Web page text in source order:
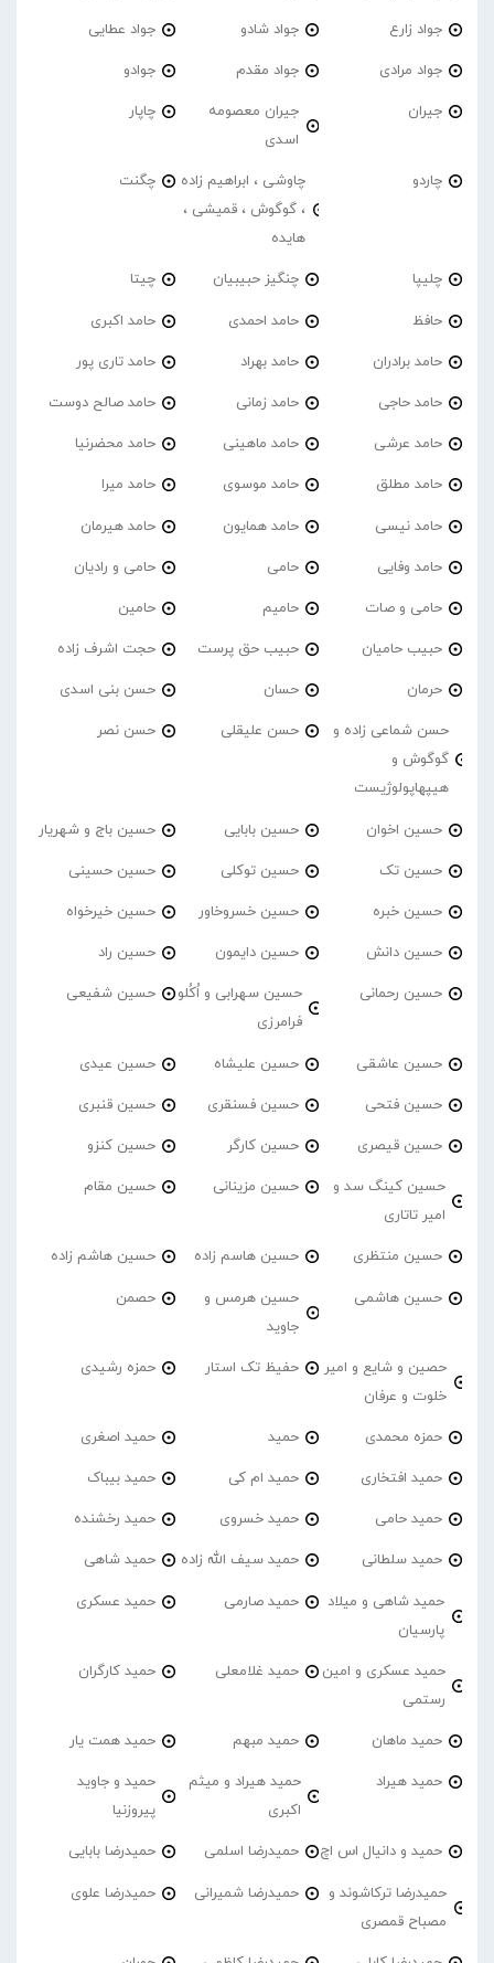
جواد زارع جواد شادو جواد عطایی
جواد مرادی جواد مقدم جوادو
جیران
جیران معصومه
اسدی
چاپار
چاردو
چاوشی ، ابراهیم زاده
، گوگوش ، قمیشی ،
هایده
چگنت
چلیپا چنگیز حبیبیان چیتا
حافظ حامد احمدی حامد اکبری
حامد برادران حامد بهراد حامد تاری پور
حامد حاجی حامد زمانی حامد صالح دوست
حامد عرشی حامد ماهینی حامد محضرنیا
حامد مطلق حامد موسوی حامد میرا
حامد نیسی حامد همایون حامد هیرمان
حامد وفایی حامی حامی و رادیان
حامی و صات حامیم حامین
حبیب حامیان حبیب حق پرست حجت اشرف زاده
حرمان حسان حسن بنی اسدی
حسن شماعی زاده و
گوگوش و
هیپهاپولوژیست
حسن علیقلی حسن نصر
حسین اخوان حسین بابایی حسین باج و شهریار
حسین تک حسین توکلی حسین حسینی
حسین خبره حسین خسروخاور حسین خیرخواه
حسین دانش حسین دایمون حسین راد
حسین رحمانی
حسین سهرابی و اُکُلو
فرامرزی
حسین شفیعی
حسین عاشقی حسین علیشاه حسین عیدی
حسین فتحی حسین فسنقری حسین قنبری
حسین قیصری حسین کارگر حسین کنزو
حسین کینگ سد و
امیر تاتاری
حسین مزینانی حسین مقام
حسین منتظری حسین هاسم زاده حسین هاشم زاده
حسین هاشمی
حسین هرمس و
جاوید
حصمن
حصین و شایع و امیر
خلوت و عرفان
حفیظ تک استار حمزه رشیدی
حمزه محمدی حمید حمید اصغری
حمید افتخاری حمید ام کی حمید بیباک
حمید حامی حمید خسروی حمید رخشنده
حمید سلطانی حمید سیف الله زاده حمید شاهی
حمید شاهی و میلاد
پارسیان
حمید صارمی حمید عسکری
حمید عسکری و امین
رستمی
حمید غلامعلی حمید کارگران
حمید ماهان حمید مبهم حمید همت یار
حمید هیراد
حمید هیراد و میثم
اکبری
حمید و جاوید
پیروزنیا
حمید و دانیال اس اچ حمیدرضا اسلمی حمیدرضا بابایی
حمیدرضا ترکاشوند و
مصباح قمصری
حمیدرضا شمیرانی حمیدرضا علوی